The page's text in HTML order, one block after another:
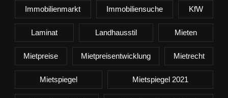
Immobilienmarkt Immobiliensuche KfW
Laminat Landhausstil Mieten
Mietpreise Mietpreisentwicklung Mietrecht
Mietspiegel Mietspiegel 2021